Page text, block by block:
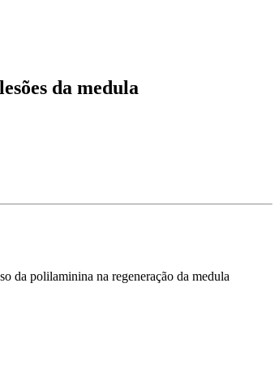
da medula
da polilaminina na regeneração da medula